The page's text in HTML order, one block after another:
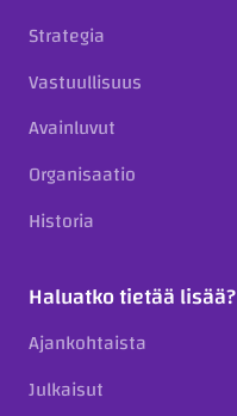
Strategia
Vastuullisuus
Avainluvut
Organisaatio
Historia
Haluatko tietää lisää?
Ajankohtaista
Julkaisut